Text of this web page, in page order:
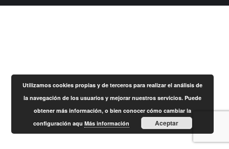
Utilizamos cookies propias y de terceros para realizar el análisis de
la navegación de los usuarios y mejorar nuestros servicios. Puede
obtener más información, o bien conocer cómo cambiar la
configuración aqu Más información Aceptar